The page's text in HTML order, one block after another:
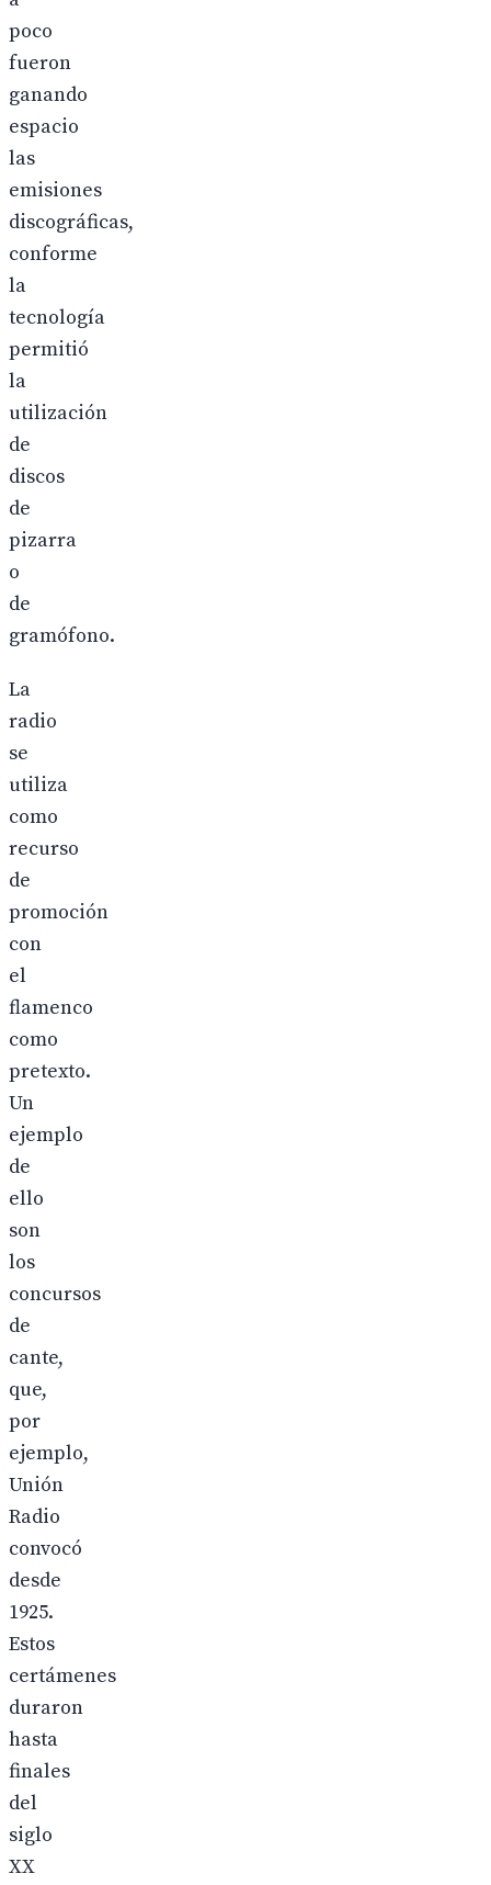
poco
fueron
ganando
espacio
las
emisiones
discográficas,
conforme
la
tecnología
permitió
la
utilización
de
discos
de
pizarra
o
de
gramófono.
La
radio
se
utiliza
como
recurso
de
promoción
con
el
flamenco
como
pretexto.
Un
ejemplo
de
ello
son
los
concursos
de
cante,
que,
por
ejemplo,
Unión
Radio
convocó
desde
1925.
Estos
certámenes
duraron
hasta
finales
del
siglo
XX